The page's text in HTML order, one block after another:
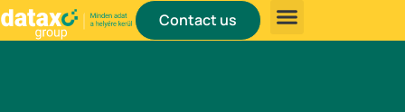
Contact us